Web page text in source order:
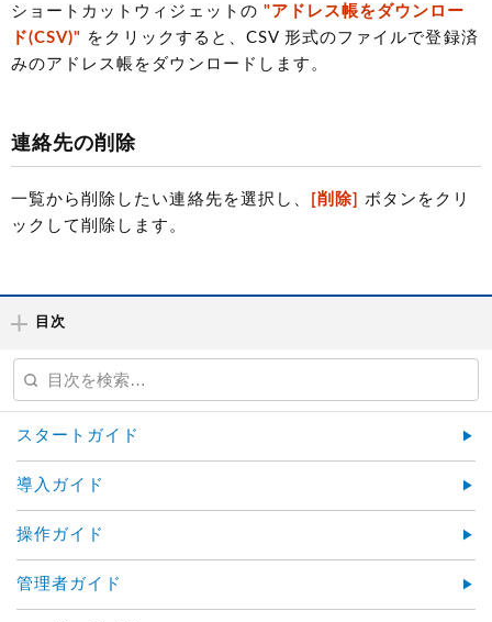
ショートカットウィジェットの "アドレス帳をダウンロー
ド(CSV)" をクリックすると、CSV 形式のファイルで登録済
みのアドレス帳をダウンロードします。
連絡先の削除
一覧から削除したい連絡先を選択し、 [削除] ボタンをクリ
ックして削除します。
目次
スタートガイド
導入ガイド
操作ガイド
管理者ガイド